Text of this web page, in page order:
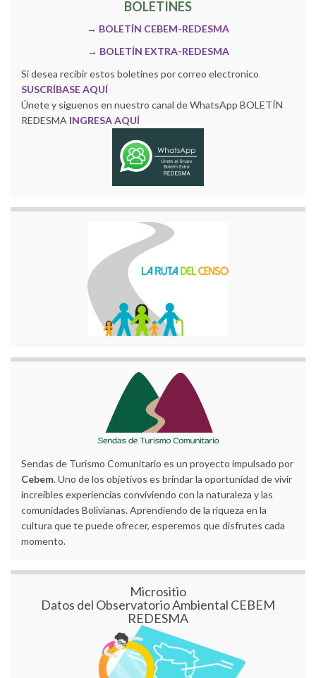
BOLETINES
→ BOLETÍN CEBEM-REDESMA
→ BOLETÍN EXTRA-REDESMA
Si desea recibir estos boletines por correo electronico
SUSCRÍBASE AQUÍ
Únete y siguenos en nuestro canal de WhatsApp BOLETÍN
REDESMA INGRESA AQUÍ
Sendas de Turismo Comunitario es un proyecto impulsado por
Cebem. Uno de los objetivos es brindar la oportunidad de vivir
increíbles experiencias conviviendo con la naturaleza y las
comunidades Bolivianas. Aprendiendo de la riqueza en la
cultura que te puede ofrecer, esperemos que disfrutes cada
momento.
Micrositio
Datos del Observatorio Ambiental CEBEM
REDESMA